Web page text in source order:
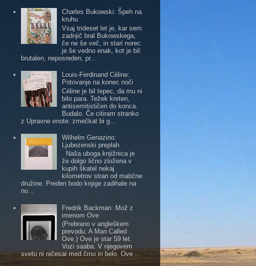
Charles Bukowski: Špeh na
kruhu
Vsaj trideset let je, kar sem
zadnjič bral Bukowskega,
če ne še več, in stari norec
je še vedno enak, kot je bil:
brutalen, neposreden, pr...
Louis-Ferdinand Céline:
Potovanje na konec noči
Céline je bil tepec, da mu ni
bilo para. Težek kreten,
antisemitističen do konca.
Budalo. Če citiram stranko
z Upravne enote: zmečkat bi g...
Wilhelm Genazino:
Ljubezenski preplah
Naša uboga knjižnica je
že dolgo lično zložena v
kupih škatel nekaj
kilometrov stran od matične
družine. Preden bodo knjige zadihale na
no...
Fredrik Backman: Mož z
imenom Ove
(Prebrano v angleškem
prevodu: A Man Called
Ove.) Ove je star 59 let.
Vozi saaba. V njegovem
svetu ni ničesar med črno in belo. Ove ...